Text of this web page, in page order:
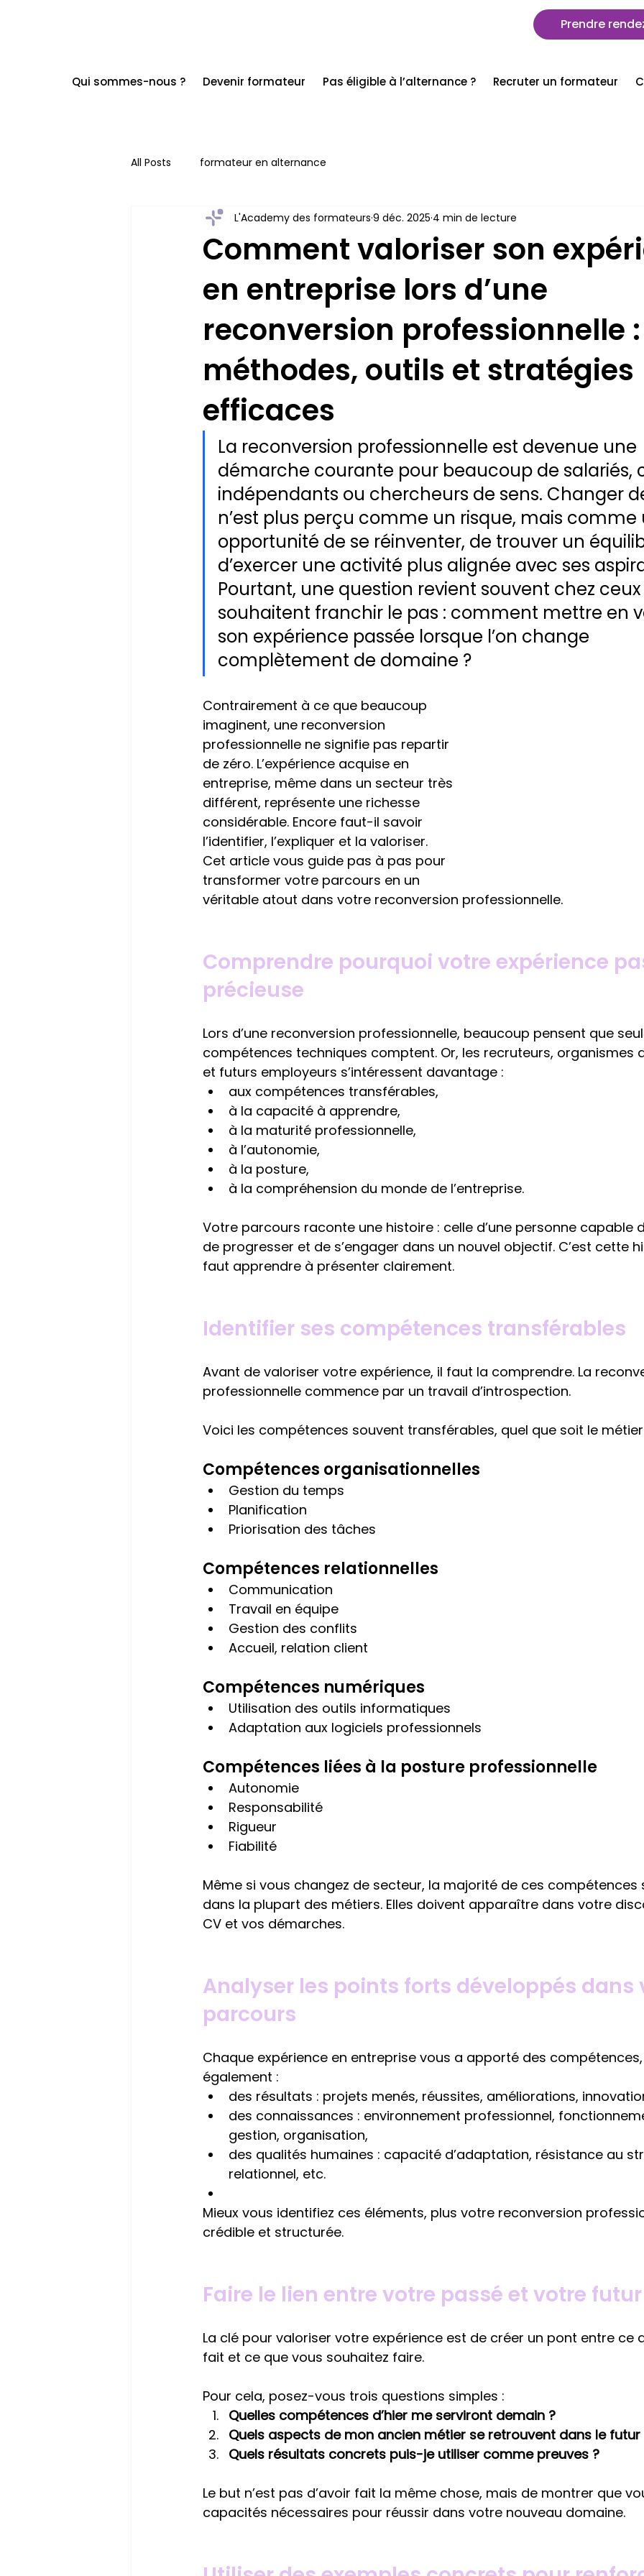
Prendre
All Posts formateur en alternance
Comment valoriser son
en entreprise lors d’une
reconversion professionnelle :
méthodes, outils et stratégies
efficaces
L'Academy des formateurs 9 déc. 2025 4 min de lecture
La reconversion professionnelle est devenue une
démarche courante pour beaucoup de salariés,
indépendants ou chercheurs de sens. Changer
n’est plus perçu comme un risque, mais comme
opportunité de se réinventer, de trouver un
d’exercer une activité plus alignée avec ses
Pourtant, une question revient souvent chez
souhaitent franchir le pas : comment mettre en
son expérience passée lorsque l’on change
complètement de domaine ?
Contrairement à ce que beaucoup
imaginent, une reconversion
professionnelle ne signifie pas repartir
de zéro. L’expérience acquise en
entreprise, même dans un secteur très
différent, représente une richesse
considérable. Encore faut-il savoir
l’identifier, l’expliquer et la valoriser.
Cet article vous guide pas à pas pour
transformer votre parcours en un
véritable atout dans votre reconversion professionnelle.
Comprendre pourquoi votre expérience
précieuse
Lors d’une reconversion professionnelle, beaucoup pensent que
compétences techniques comptent. Or, les recruteurs, organismes
et futurs employeurs s’intéressent davantage :
aux compétences transférables,
à la capacité à apprendre,
à la maturité professionnelle,
à l’autonomie,
à la posture,
à la compréhension du monde de l’entreprise.
Votre parcours raconte une histoire : celle d’une personne capable
de progresser et de s’engager dans un nouvel objectif. C’est cette
faut apprendre à présenter clairement.
Identifier ses compétences transférables
Avant de valoriser votre expérience, il faut la comprendre. La
professionnelle commence par un travail d’introspection.
Voici les compétences souvent transférables, quel que soit le
Compétences organisationnelles
Gestion du temps
Planification
Priorisation des tâches
Compétences relationnelles
Communication
Travail en équipe
Gestion des conflits
Accueil, relation client
Compétences numériques
Utilisation des outils informatiques
Adaptation aux logiciels professionnels
Compétences liées à la posture professionnelle
Autonomie
Responsabilité
Rigueur
Fiabilité
Même si vous changez de secteur, la majorité de ces compétences
dans la plupart des métiers. Elles doivent apparaître dans votre
CV et vos démarches.
Analyser les points forts développés dans
parcours
Chaque expérience en entreprise vous a apporté des
également :
des résultats : projets menés, réussites, améliorations,
des connaissances : environnement professionnel,
gestion, organisation,
des qualités humaines : capacité d’adaptation, résistance au
relationnel, etc.
Mieux vous identifiez ces éléments, plus votre reconversion
crédible et structurée.
Faire le lien entre votre passé et votre
La clé pour valoriser votre expérience est de créer un pont entre ce
fait et ce que vous souhaitez faire.
Pour cela, posez-vous trois questions simples :
Quelles compétences d’hier me serviront demain ?
Quels aspects de mon ancien métier se retrouvent dans le futur
Quels résultats concrets puis-je utiliser comme preuves ?
Le but n’est pas d’avoir fait la même chose, mais de montrer que
capacités nécessaires pour réussir dans votre nouveau domaine.
Qui sommes-nous ? Devenir formateur Pas éligible à l’alternance ? Recruter un formateur